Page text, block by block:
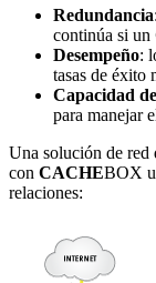
Redundancia
continúa si un
Desempeño:
tasas de éxito
Capacidad
para manejar
Una solución de red
con CACHEBOX
relaciones: